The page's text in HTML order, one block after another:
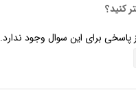
کنید؟
پاسخی برای این سوال وجود ندارد.